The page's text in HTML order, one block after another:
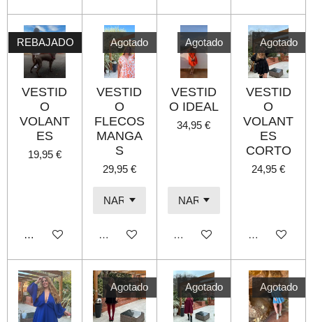
REBAJADO
VESTID
O
VOLANT
ES
19,95 €
Añadir al carrito
Agotado
VESTID
O
FLECOS
MANGA
S
29,95 €
Agotado
Agotado
VESTID
O IDEAL
34,95 €
Agotado
Agotado
VESTID
O
VOLANT
ES
CORTO
24,95 €
Agotado
Agotado Agotado Agotado